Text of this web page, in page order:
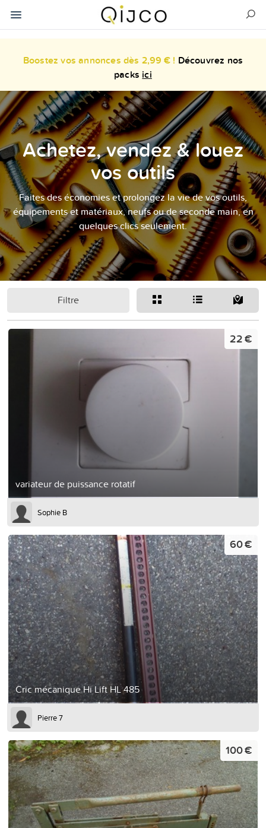
Boostez vos annonces dès 2,99 € ! Découvrez nos
packs ici
Achetez, vendez & louez
vos outils
Faites des économies et prolongez la vie de vos outils,
équipements et matériaux, neufs ou de seconde main, en
quelques clics seulement.
Filtre
variateur de puissance rotatif
22 €
Sophie B
Cric mécanique Hi Lift HL 485
60 €
Pierre 7
100 €